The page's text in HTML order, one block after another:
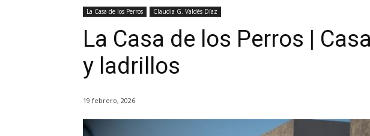
La Casa de los Perros Claudia G. Valdés Díaz
La Casa de los Perros |
y ladrillos
19 febrero, 2026